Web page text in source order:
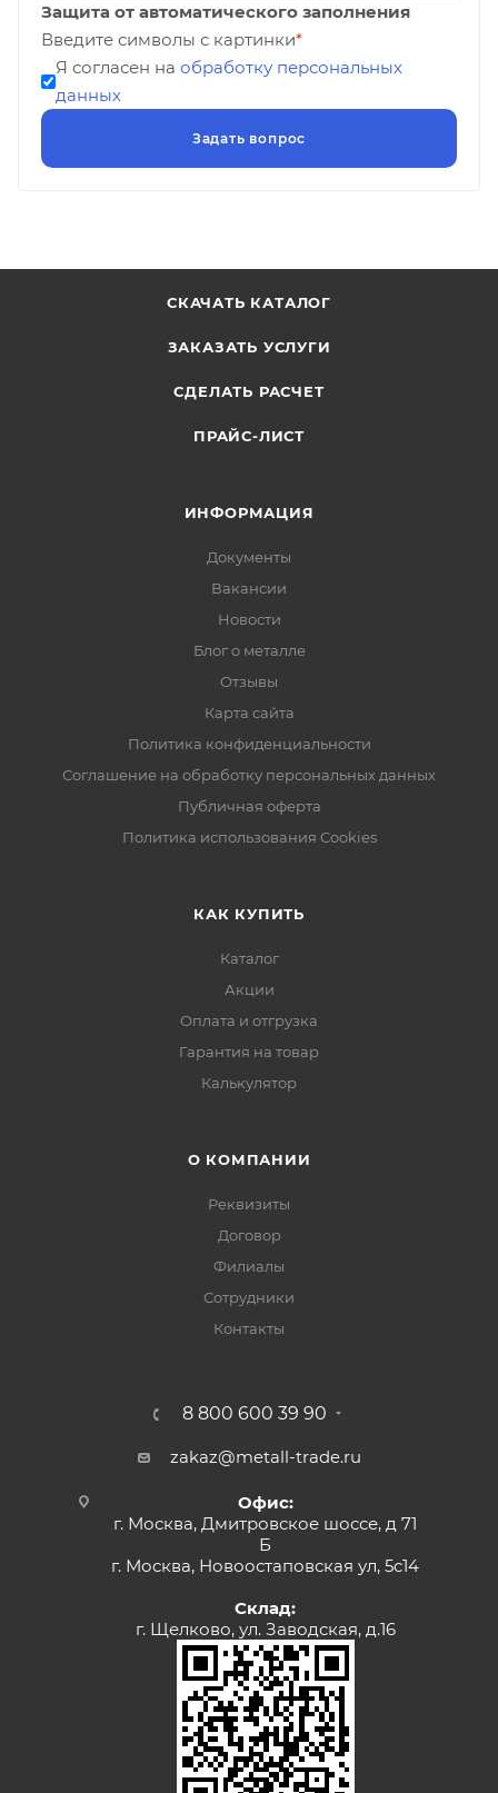
Защита от автоматического заполнения
Введите символы с картинки*
Я согласен на обработку персональных
данных
СКАЧАТЬ КАТАЛОГ
ЗАКАЗАТЬ УСЛУГИ
СДЕЛАТЬ РАСЧЕТ
ПРАЙС-ЛИСТ
ИНФОРМАЦИЯ
Документы
Вакансии
Новости
Блог о металле
Отзывы
Карта сайта
Политика конфиденциальности
Соглашение на обработку персональных данных
Публичная оферта
Политика использования Cookies
КАК КУПИТЬ
Каталог
Акции
Оплата и отгрузка
Гарантия на товар
Калькулятор
О КОМПАНИИ
Реквизиты
Договор
Филиалы
Сотрудники
Контакты
8 800 600 39 90
zakaz@metall-trade.ru
Офис:
г. Москва, Дмитровское шоссе, д 71
Б
г. Москва, Новоостаповская ул, 5с14
Склад:
г. Щелково, ул. Заводская, д.16